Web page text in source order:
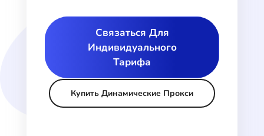
Связаться Для
Индивидуального
Тарифа
Купить Динамические Прокси